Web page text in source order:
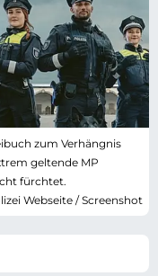
zum Verhängnis
geltende MP
fürchtet.
Webseite / Screenshot